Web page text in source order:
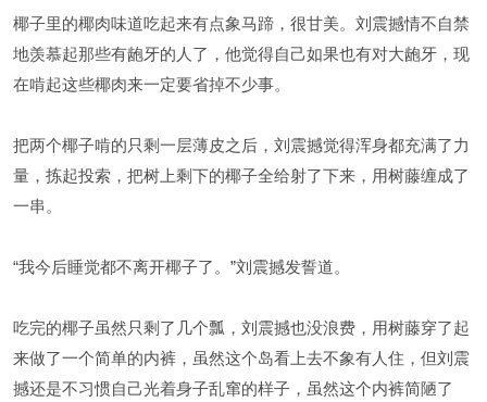
椰子里的椰肉味道吃起来有点象马蹄，很甘美。刘震撼情不自禁
地羡慕起那些有龅牙的人了，他觉得自己如果也有对大龅牙，现
在啃起这些椰肉来一定要省掉不少事。
把两个椰子啃的只剩一层薄皮之后，刘震撼觉得浑身都充满了力
量，拣起投索，把树上剩下的椰子全给射了下来，用树藤缠成了
一串。
“我今后睡觉都不离开椰子了。”刘震撼发誓道。
吃完的椰子虽然只剩了几个瓢，刘震撼也没浪费，用树藤穿了起
来做了一个简单的内裤，虽然这个岛看上去不象有人住，但刘震
撼还是不习惯自己光着身子乱窜的样子，虽然这个内裤简陋了